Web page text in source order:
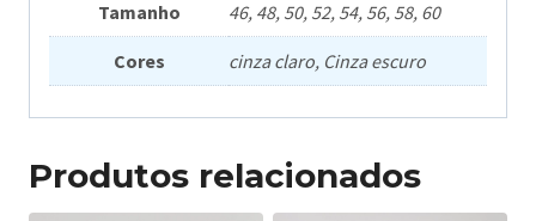
Tamanho 46, 48, 50, 52, 54, 56, 58, 60
Cores cinza claro, Cinza escuro
Produtos relacionados